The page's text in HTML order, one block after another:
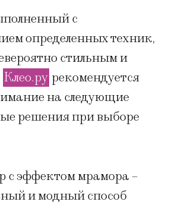
с
определенных техник,
стильным и
Клео.ру рекомендуется
на следующие
решения при выборе
эффектом мрамора –
и модный способ